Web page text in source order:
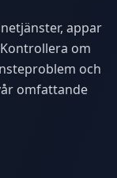
appar
om
och
omfattande